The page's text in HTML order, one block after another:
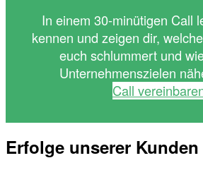
In einem 30-minütigen Call
kennen und zeigen dir,
euch schlummert und
Unternehmenszielen
Call
Erfolge unserer Kunden